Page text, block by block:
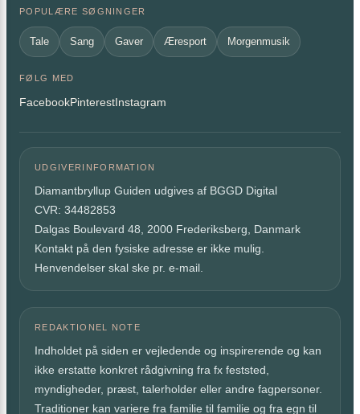
POPULÆRE SØGNINGER
Tale Sang Gaver Æresport Morgenmusik
FØLG MED
FacebookPinterestInstagram
UDGIVERINFORMATION
Diamantbryllup Guiden udgives af BGGD Digital
CVR: 34482853
Dalgas Boulevard 48, 2000 Frederiksberg, Danmark
Kontakt på den fysiske adresse er ikke mulig.
Henvendelser skal ske pr. e-mail.
REDAKTIONEL NOTE
Indholdet på siden er vejledende og inspirerende og kan
ikke erstatte konkret rådgivning fra fx feststed,
myndigheder, præst, talerholder eller andre fagpersoner.
Traditioner kan variere fra familie til familie og fra egn til